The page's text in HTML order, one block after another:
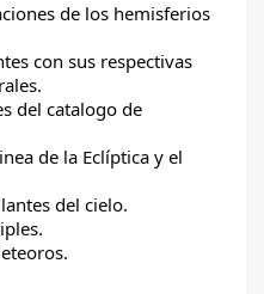
de los hemisferios
con sus respectivas
del catalogo de
de la Eclíptica y el
del cielo.